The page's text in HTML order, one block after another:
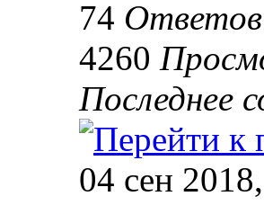
74 Ответов
4260
Последнее
04 сен